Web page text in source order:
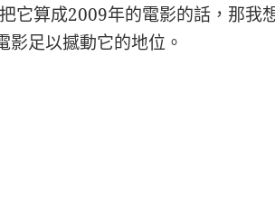
它算成2009年的電影的話，那我
足以撼動它的地位。